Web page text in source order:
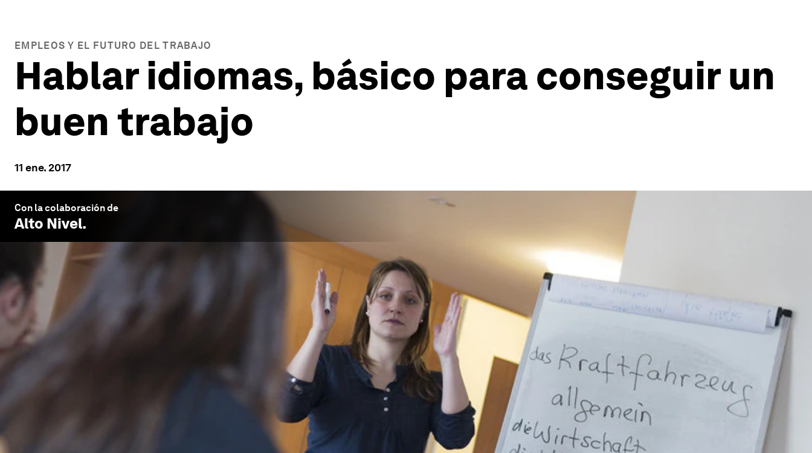
EMPLEOS Y EL FUTURO DEL TRABAJO
Hablar idiomas, básico para conseguir un
buen trabajo
11 ene. 2017
Con la colaboración de
Alto Nivel.